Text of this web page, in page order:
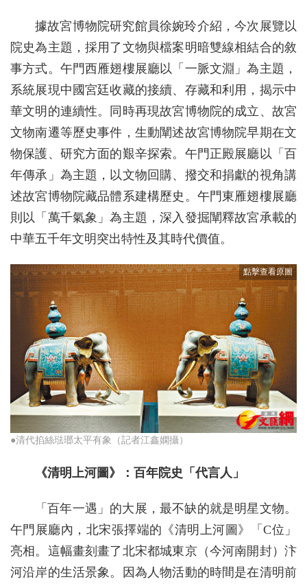
據故宮博物院研究館員徐婉玲介紹，今次展覽以
院史為主題，採用了文物與檔案明暗雙線相結合的敘
事方式。午門西雁翅樓展廳以「一脈文淵」為主題，
系統展現中國宮廷收藏的接續、存藏和利用，揭示中
華文明的連續性。同時再現故宮博物院的成立、故宮
文物南遷等歷史事件，生動闡述故宮博物院早期在文
物保護、研究方面的艱辛探索。午門正殿展廳以「百
年傳承」為主題，以文物回購、撥交和捐獻的視角講
述故宮博物院藏品體系建構歷史。午門東雁翅樓展廳
則以「萬千氣象」為主題，深入發掘闡釋故宮承載的
中華五千年文明突出特性及其時代價值。
●清代掐絲琺瑯太平有象（記者江鑫嫻攝）
《清明上河圖》：百年院史「代言人」
「百年一遇」的大展，最不缺的就是明星文物。
午門展廳內，北宋張擇端的《清明上河圖》「C位」
亮相。這幅畫刻畫了北宋都城東京（今河南開封）汴
河沿岸的生活景象。因為人物活動的時間是在清明前